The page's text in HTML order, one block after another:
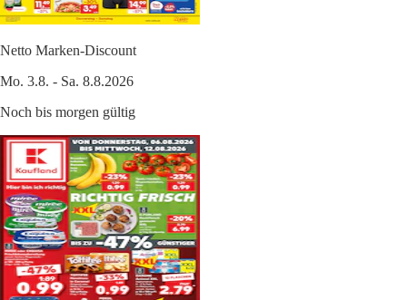
Netto Marken-Discount
Mo. 3.8. - Sa. 8.8.2026
Noch bis morgen gültig